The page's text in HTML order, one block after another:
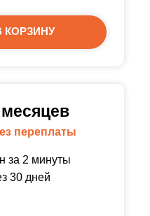
КОРЗИНУ
переплаты
за 2 минуты
30 дней